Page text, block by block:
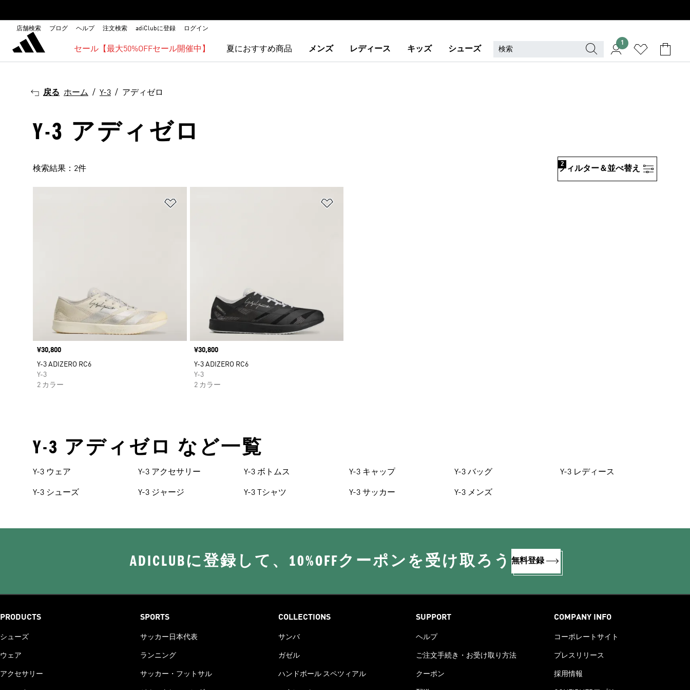
店舗検索 ブログ ヘルプ 注文検索 adiClubに登録 ログイン
セール【最大50%OFFセール開催中】 夏におすすめ商品 メンズ レディース キッズ シューズ
1
戻る ホーム Y-3 アディゼロ
Y-3 アディゼロ
検索結果：2件 フィルター＆並べ替え
2
価格
¥30,800
Y-3 ADIZERO RC6
Y-3
2 カラー
価格
¥30,800
Y-3 ADIZERO RC6
Y-3
2 カラー
Y-3 アディゼロ など一覧
Y-3 ウェア
Y-3 シューズ
Y-3 アクセサリー
Y-3 ジャージ
Y-3 ボトムス
Y-3 Tシャツ
Y-3 キャップ
Y-3 サッカー
Y-3 バッグ
Y-3 メンズ
Y-3 レディース
ADICLUBに登録して、10%OFFクーポンを受け取ろう 無料登録
PRODUCTS
シューズ
ウェア
アクセサリー
SPORTS
サッカー日本代表
ランニング
サッカー・フットサル
COLLECTIONS
サンバ
ガゼル
ハンドボール スペツィアル
SUPPORT
ヘルプ
ご注文手続き・お受け取り方法
クーポン
COMPANY INFO
コーポレートサイト
プレスリリース
採用情報